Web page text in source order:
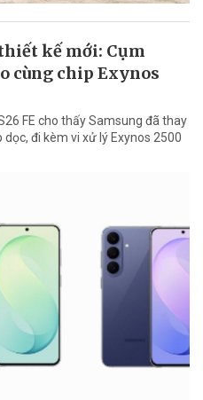
kế mới: Cụm
cùng chip Exynos
FE cho thấy Samsung đã thay
đi kèm vi xử lý Exynos 2500